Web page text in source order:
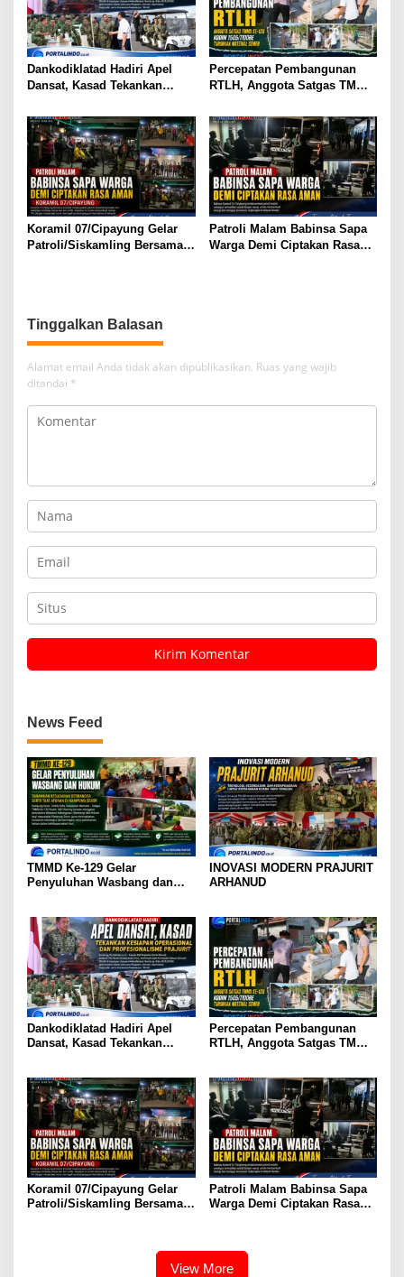
Dankodiklatad Hadiri Apel
Dansat, Kasad Tekankan
Profesionalisme Prajurit
Percepatan Pembangunan
RTLH, Anggota Satgas TMMD
Turunkan Material Semen
Koramil 07/Cipayung Gelar
Patroli/Siskamling Bersama
Patroli Malam Babinsa Sapa
Warga Demi Ciptakan Rasa
Tinggalkan Balasan
Alamat email Anda tidak akan dipublikasikan. Ruas yang wajib
ditandai *
News Feed
TMMD Ke-129 Gelar
Penyuluhan Wasbang dan
di Kampung Sesor
INOVASI MODERN PRAJURIT
ARHANUD
Dankodiklatad Hadiri Apel
Dansat, Kasad Tekankan
Percepatan Pembangunan
RTLH, Anggota Satgas TMMD
Koramil 07/Cipayung Gelar
Patroli/Siskamling Bersama
Patroli Malam Babinsa Sapa
Warga Demi Ciptakan Rasa
View More